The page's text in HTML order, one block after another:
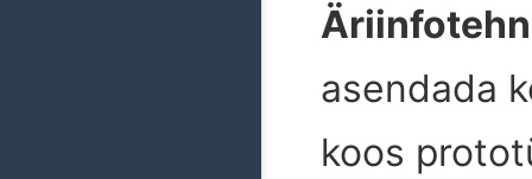
asendada
koos